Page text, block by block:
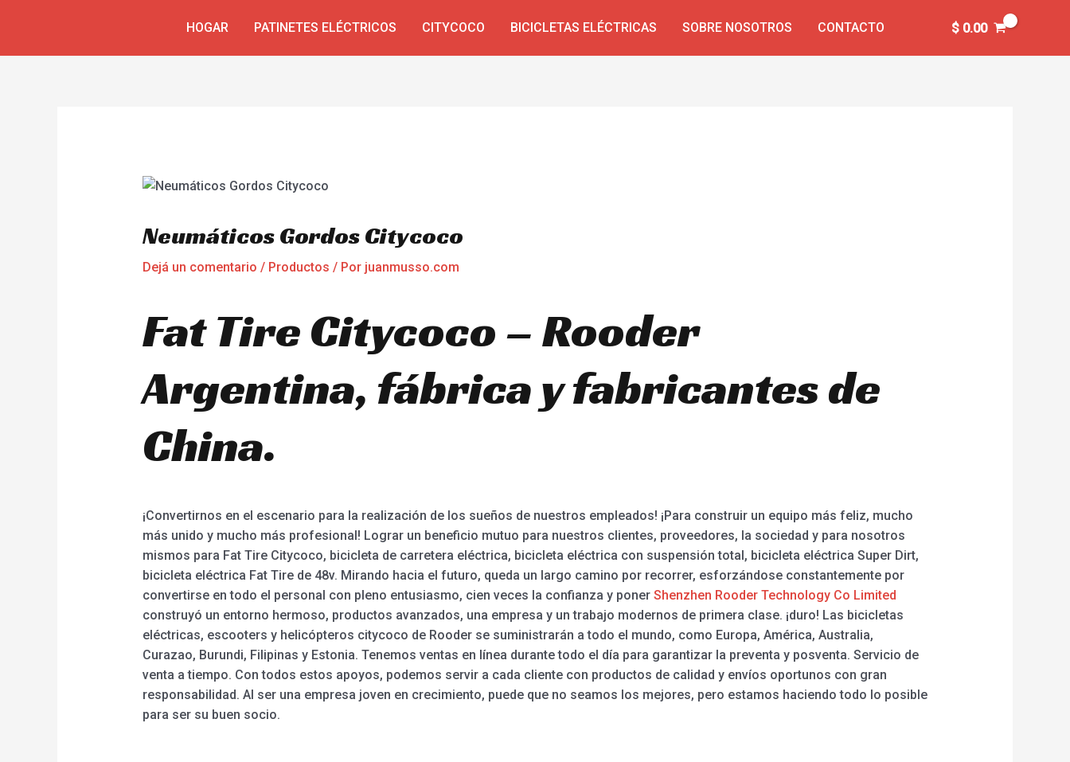
HOGAR PATINETES ELÉCTRICOS CITYCOCO BICICLETAS ELÉCTRICAS SOBRE NOSOTROS CONTACTO $0.00
Neumáticos Gordos Citycoco
Dejá un comentario / Productos / Por juanmusso.com
Fat Tire Citycoco – Rooder
Argentina, fábrica y fabricantes de
China.
¡Convertirnos en el escenario para la realización de los sueños de nuestros empleados! ¡Para construir un equipo más feliz, mucho
más unido y mucho más profesional! Lograr un beneficio mutuo para nuestros clientes, proveedores, la sociedad y para nosotros
mismos para Fat Tire Citycoco, bicicleta de carretera eléctrica, bicicleta eléctrica con suspensión total, bicicleta eléctrica Super Dirt,
bicicleta eléctrica Fat Tire de 48v. Mirando hacia el futuro, queda un largo camino por recorrer, esforzándose constantemente por
convertirse en todo el personal con pleno entusiasmo, cien veces la confianza y poner Shenzhen Rooder Technology Co Limited
construyó un entorno hermoso, productos avanzados, una empresa y un trabajo modernos de primera clase. ¡duro! Las bicicletas
eléctricas, escooters y helicópteros citycoco de Rooder se suministrarán a todo el mundo, como Europa, América, Australia,
Curazao, Burundi, Filipinas y Estonia. Tenemos ventas en línea durante todo el día para garantizar la preventa y posventa. Servicio de
venta a tiempo. Con todos estos apoyos, podemos servir a cada cliente con productos de calidad y envíos oportunos con gran
responsabilidad. Al ser una empresa joven en crecimiento, puede que no seamos los mejores, pero estamos haciendo todo lo posible
para ser su buen socio.